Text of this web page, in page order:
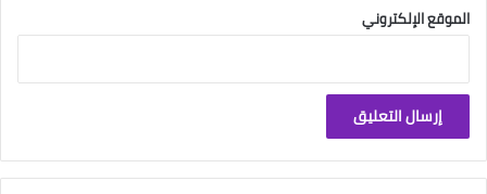
الموقع الإلكتروني